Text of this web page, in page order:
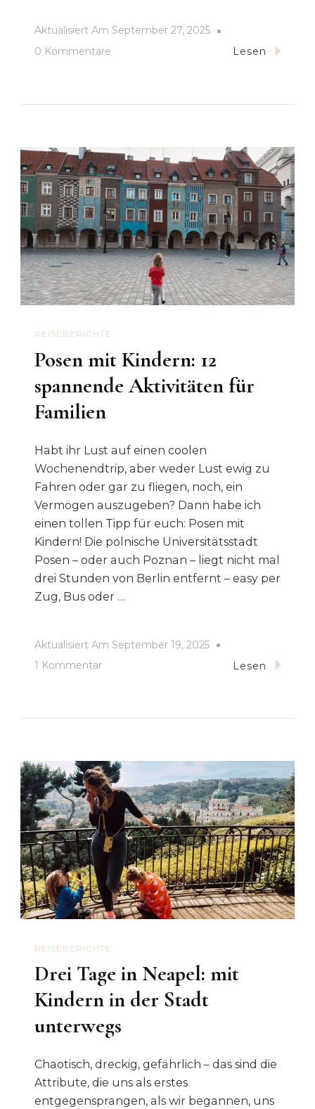
Aktualisiert Am September 27, 2025
0 Kommentare
Mit
Kindern:
Einfache
Snacks
Für
Familien
Unterwegs
Lesen
REISEBERICHTE
Posen mit Kindern: 12
spannende Aktivitäten für
Familien
Habt ihr Lust auf einen coolen
Wochenendtrip, aber weder Lust ewig zu
Fahren oder gar zu fliegen, noch, ein
Vermögen auszugeben? Dann habe ich
einen tollen Tipp für euch: Posen mit
Kindern! Die polnische Universitätsstadt
Posen – oder auch Poznan – liegt nicht mal
drei Stunden von Berlin entfernt – easy per
Zug, Bus oder …
Aktualisiert Am September 19, 2025
1 KommentarZu
Spannende
Aktivitäten
Für
Familien
Lesen
REISEBERICHTE
Drei Tage in Neapel: mit
Kindern in der Stadt
unterwegs
Chaotisch, dreckig, gefährlich – das sind die
Attribute, die uns als erstes
entgegensprangen, als wir begannen, uns